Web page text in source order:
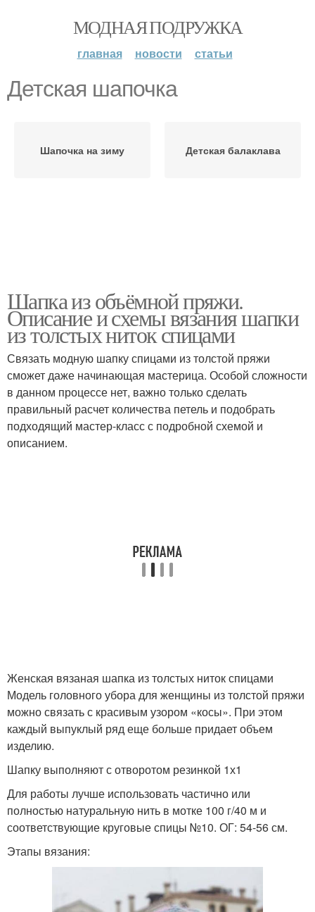
МОДНАЯ ПОДРУЖКА
главная новости статьи
Детская шапочка
Шапочка на зиму Детская балаклава
Шапка из объёмной пряжи.
Описание и схемы вязания шапки
из толстых ниток спицами
Связать модную шапку спицами из толстой пряжи
сможет даже начинающая мастерица. Особой сложности
в данном процессе нет, важно только сделать
правильный расчет количества петель и подобрать
подходящий мастер-класс с подробной схемой и
описанием.
Женская вязаная шапка из толстых ниток спицами
Модель головного убора для женщины из толстой пряжи
можно связать с красивым узором «косы». При этом
каждый выпуклый ряд еще больше придает объем
изделию.
Шапку выполняют с отворотом резинкой 1х1
Для работы лучше использовать частично или
полностью натуральную нить в мотке 100 г/40 м и
соответствующие круговые спицы №10. ОГ: 54-56 см.
Этапы вязания: